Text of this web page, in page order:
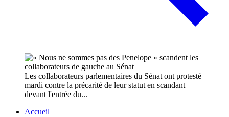
Les collaborateurs parlementaires du Sénat ont protesté
mardi contre la précarité de leur statut en scandant
devant l'entrée du...
Accueil